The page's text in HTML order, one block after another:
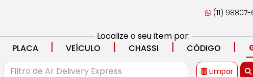
(11)
Localize o seu item por:
PLACA
| VEÍCULO | CHASSI | CÓDIGO |
Limpar